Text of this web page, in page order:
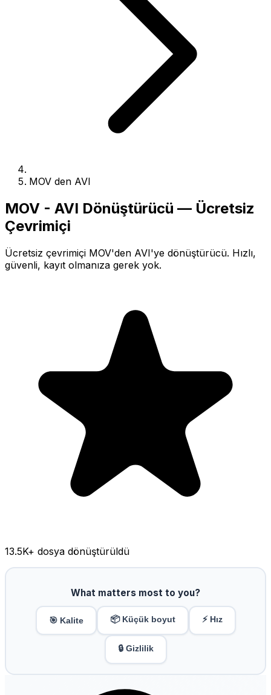
MOV den AVI
MOV - AVI Dönüştürücü — Ücretsiz
Çevrimiçi
Ücretsiz çevrimiçi MOV'den AVI'ye dönüştürücü. Hızlı,
güvenli, kayıt olmanıza gerek yok.
13.5K+ dosya dönüştürüldü
What matters most to you?
🎯 Kalite 📦 Küçük boyut ⚡ Hız
🔒 Gizlilik